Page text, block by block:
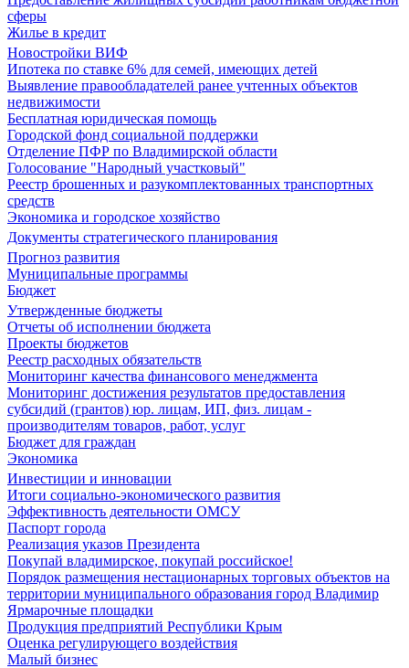
сферы
Жилье в кредит
Новостройки ВИФ
Ипотека по ставке 6% для семей, имеющих детей
Выявление правообладателей ранее учтенных объектов
недвижимости
Бесплатная юридическая помощь
Городской фонд социальной поддержки
Отделение ПФР по Владимирской области
Голосование "Народный участковый"
Реестр брошенных и разукомплектованных транспортных
средств
Экономика и городское хозяйство
Документы стратегического планирования
Прогноз развития
Муниципальные программы
Бюджет
Утвержденные бюджеты
Отчеты об исполнении бюджета
Проекты бюджетов
Реестр расходных обязательств
Мониторинг качества финансового менеджмента
Мониторинг достижения результатов предоставления
субсидий (грантов) юр. лицам, ИП, физ. лицам -
производителям товаров, работ, услуг
Бюджет для граждан
Экономика
Инвестиции и инновации
Итоги социально-экономического развития
Эффективность деятельности ОМСУ
Паспорт города
Реализация указов Президента
Покупай владимирское, покупай российское!
Порядок размещения нестационарных торговых объектов на
территории муниципального образования город Владимир
Ярмарочные площадки
Продукция предприятий Республики Крым
Оценка регулирующего воздействия
Малый бизнес